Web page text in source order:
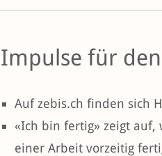
Impulse für
Auf zebis.ch finden sich
«Ich bin fertig» zeigt auf,
einer Arbeit vorzeitig